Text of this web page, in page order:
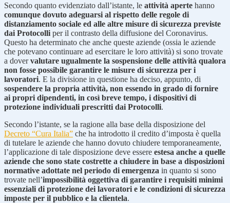
Secondo quanto evidenziato dall’istante, le attività aperte hanno
comunque dovuto adeguarsi al rispetto delle regole di
distanziamento sociale ed alle altre misure di sicurezza previste
dai Protocolli per il contrasto della diffusione del Coronavirus.
Questo ha determinato che anche queste aziende (ossia le aziende
che potevano continuare ad esercitare le loro attività) si sono trovate
a dovervalutare ugualmente la sospensione delle attività qualora
non fosse possibile garantire le misure di sicurezza per i
lavoratori. E la divisione in questione ha deciso, appunto, di
sospendere la propria attività, non essendo in grado di fornire
ai propri dipendenti, in così breve tempo, i dispositivi di
protezione individuali prescritti dai Protocolli.
Secondo l’istante, se la ragione alla base della disposizione del
Decreto “Cura Italia” che ha introdotto il credito d’imposta è quella
di tutelare le aziende che hanno dovuto chiudere temporaneamente,
l’applicazione di tale disposizione deve essere estesa anche a quelle
aziende che sono state costrette a chiudere in base a disposizioni
normative adottate nel periodo di emergenza in quanto si sono
trovate nell’impossibilità oggettiva di garantire i requisiti minimi
essenziali di protezione dei lavoratori e le condizioni di sicurezza
imposte per il pubblico e la clientela.